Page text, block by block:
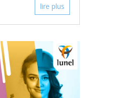
lire plus